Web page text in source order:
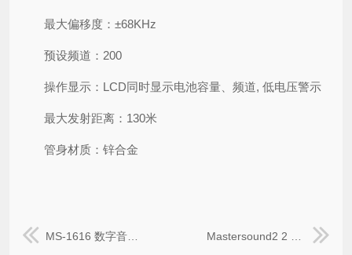
最大偏移度：±68KHz
预设频道：200
操作显示：LCD同时显示电池容量、频道, 低电压警示
最大发射距离：130米
管身材质：锌合金
MS-1616 数字音频处理器 Mastersound2 2 x 3"无源音柱扬声器